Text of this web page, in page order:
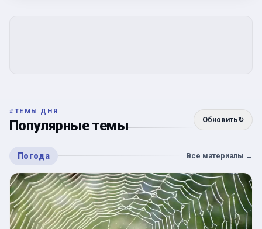
#ТЕМЫ ДНЯ
Популярные темы Обновить↻
Погода Все материалы →